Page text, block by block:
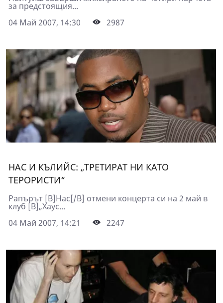
за предстоящия...
04 Май 2007, 14:30
2987
НАС И КЪЛИЙС: „ТРЕТИРАТ НИ КАТО
ТЕРОРИСТИ“
Рапърът [B]Нас[/B] отмени концерта си на 2 май в
клуб [B]„Хаус...
04 Май 2007, 14:21
2247